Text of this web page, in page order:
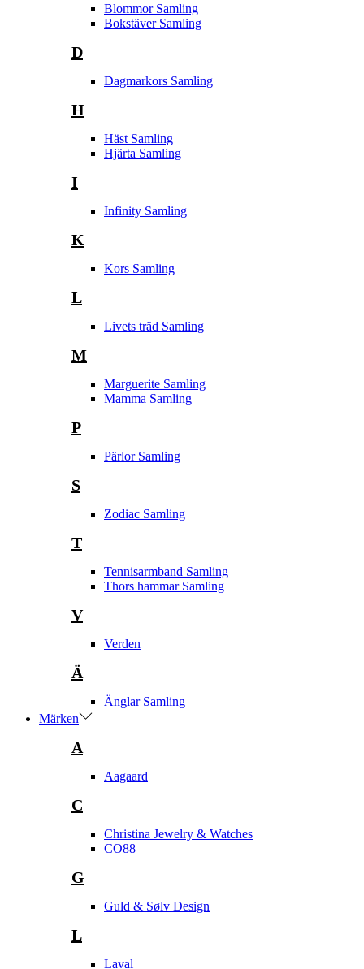
Blommor Samling
Bokstäver Samling
D
Dagmarkors Samling
H
Häst Samling
Hjärta Samling
I
Infinity Samling
K
Kors Samling
L
Livets träd Samling
M
Marguerite Samling
Mamma Samling
P
Pärlor Samling
S
Zodiac Samling
T
Tennisarmband Samling
Thors hammar Samling
V
Verden
Ä
Änglar Samling
Märken
A
Aagaard
C
Christina Jewelry & Watches
CO88
G
Guld & Sølv Design
L
Laval